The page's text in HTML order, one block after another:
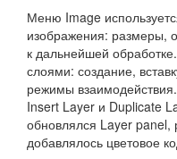
Меню Image
изображения: размеры,
к дальнейшей
слоями: создание,
режимы
Insert Layer и Duplicate
обновлялся Layer panel,
добавлялось цветовое